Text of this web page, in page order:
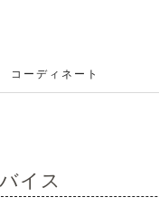
コーディネート
イス